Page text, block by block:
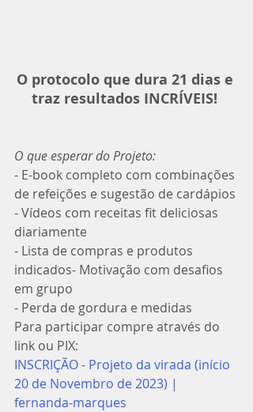
O protocolo que dura 21 dias e
traz resultados INCRÍVEIS!
O que esperar do Projeto:
- E-book completo com combinações
de refeições e sugestão de cardápios
- Vídeos com receitas fit deliciosas
diariamente
- Lista de compras e produtos
indicados- Motivação com desafios
em grupo
- Perda de gordura e medidas
Para participar compre através do
link ou PIX:
INSCRIÇÃO - Projeto da virada (início
20 de Novembro de 2023) |
fernanda-marques